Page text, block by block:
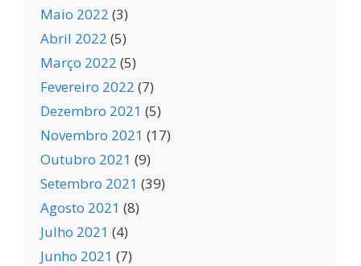
Maio 2022 (3)
Abril 2022 (5)
Março 2022 (5)
Fevereiro 2022 (7)
Dezembro 2021 (5)
Novembro 2021 (17)
Outubro 2021 (9)
Setembro 2021 (39)
Agosto 2021 (8)
Julho 2021 (4)
Junho 2021 (7)